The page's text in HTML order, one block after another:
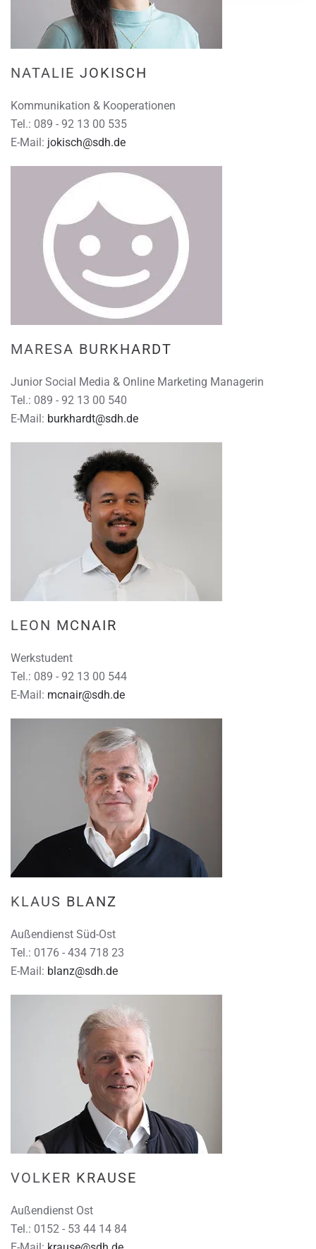
NATALIE JOKISCH
Kommunikation & Kooperationen
Tel.: 089 - 92 13 00 535
E-Mail: jokisch@sdh.de
MARESA BURKHARDT
Junior Social Media & Online Marketing Managerin
Tel.: 089 - 92 13 00 540
E-Mail: burkhardt@sdh.de
LEON MCNAIR
Werkstudent
Tel.: 089 - 92 13 00 544
E-Mail: mcnair@sdh.de
KLAUS BLANZ
Außendienst Süd-Ost
Tel.: 0176 - 434 718 23
E-Mail: blanz@sdh.de
VOLKER KRAUSE
Außendienst Ost
Tel.: 0152 - 53 44 14 84